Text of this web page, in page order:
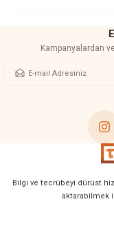
Kampanyalardan
Bilgi ve tecrübeyi dürüst
aktarabilmek